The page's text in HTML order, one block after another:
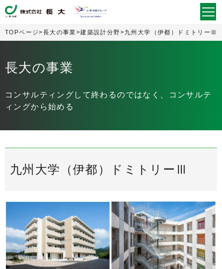
TOPページ>長大の事業>建築設計分野>九州大学（伊都）ドミトリーⅢ
長大の事業
コンサルティングして終わるのではなく、コンサルテ
ィングから始める
九州大学（伊都）ドミトリーⅢ